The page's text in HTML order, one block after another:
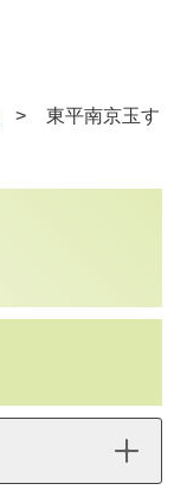
>
東平南京玉す